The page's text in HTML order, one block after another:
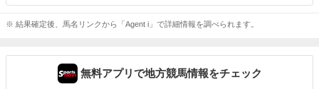
※ 結果確定後、馬名リンクから「Agent i」で詳細情報を調べられます。
無料アプリで地方競馬情報をチェック